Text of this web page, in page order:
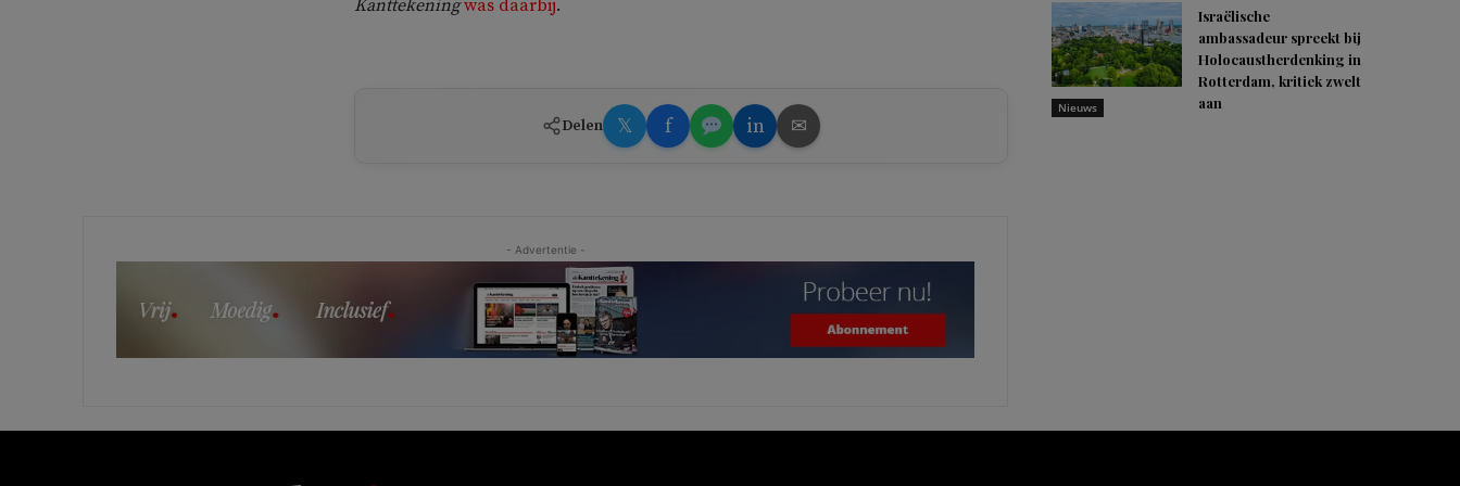
Kanttekening was daarbij.
Delen 𝕏 f in ✉
- Advertentie -
Nieuws
Israëlische
ambassadeur spreekt bij
Holocaustherdenking in
Rotterdam, kritiek zwelt
aan